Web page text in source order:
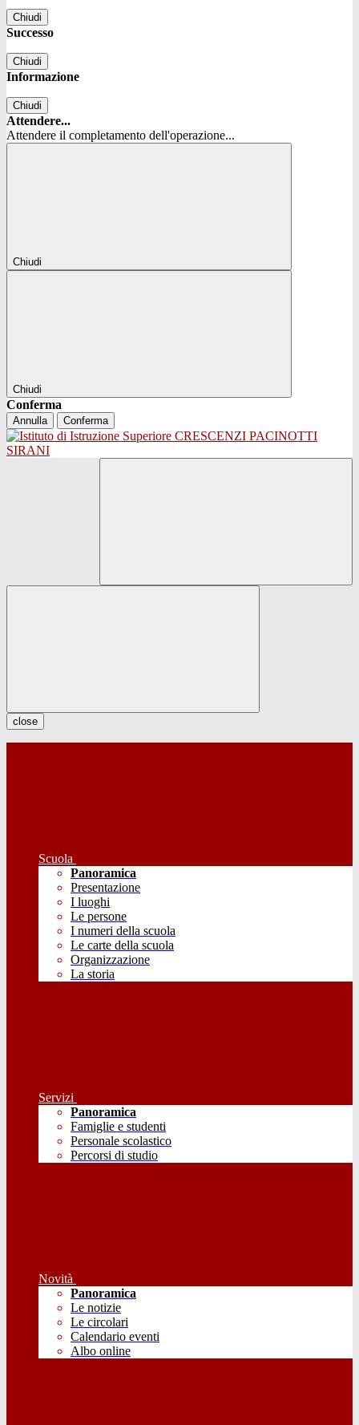
Chiudi
Successo
Chiudi
Informazione
Chiudi
Attendere...
Attendere il completamento dell'operazione...
Chiudi
Chiudi
Conferma
Annulla Conferma
close
Scuola
Panoramica
Presentazione
I luoghi
Le persone
I numeri della scuola
Le carte della scuola
Organizzazione
La storia
Servizi
Panoramica
Famiglie e studenti
Personale scolastico
Percorsi di studio
Novità
Panoramica
Le notizie
Le circolari
Calendario eventi
Albo online